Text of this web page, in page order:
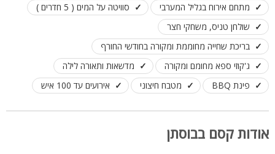
מתחם אירוח בגליל המערבי
סוויטה על המים ( 5 חדרים )
שולחן טניס, משחקי חצר
בריכת שחייה מחוממת ומקורה בחודשי החורף
ג'קוזי ספא מחומם ומקורה
מדשאות ותאורה לילה
פינת BBQ
מטבח חיצוני אירועים עד 100 איש
אודות קסם בבוסתן